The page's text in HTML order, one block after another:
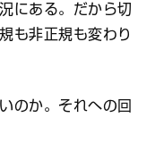
にある。だから切
も非正規も変わり
のか。それへの回